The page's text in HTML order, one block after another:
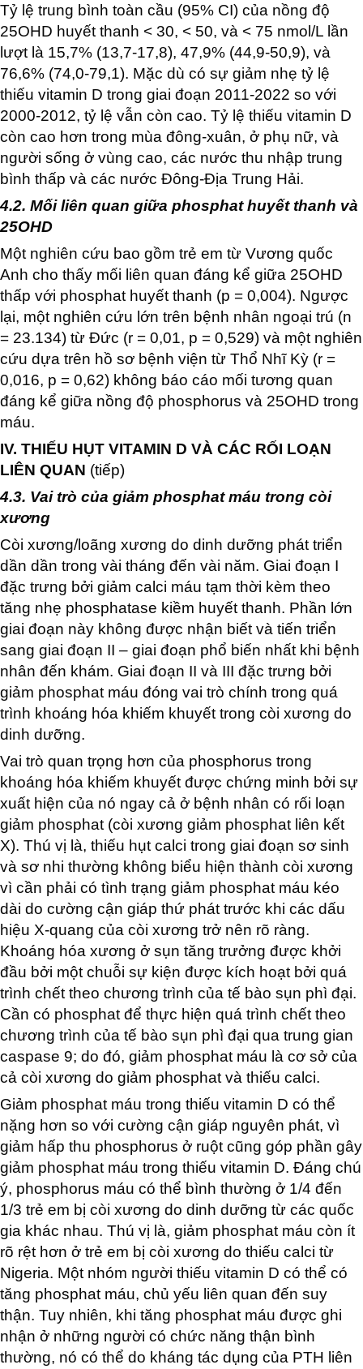
Tỷ lệ trung bình toàn cầu (95% CI) của nồng độ
25OHD huyết thanh < 30, < 50, và < 75 nmol/L lần
lượt là 15,7% (13,7-17,8), 47,9% (44,9-50,9), và
76,6% (74,0-79,1). Mặc dù có sự giảm nhẹ tỷ lệ
thiếu vitamin D trong giai đoạn 2011-2022 so với
2000-2012, tỷ lệ vẫn còn cao. Tỷ lệ thiếu vitamin D
còn cao hơn trong mùa đông-xuân, ở phụ nữ, và
người sống ở vùng cao, các nước thu nhập trung
bình thấp và các nước Đông-Địa Trung Hải.
4.2. Mối liên quan giữa phosphat huyết thanh và
25OHD
Một nghiên cứu bao gồm trẻ em từ Vương quốc
Anh cho thấy mối liên quan đáng kể giữa 25OHD
thấp với phosphat huyết thanh (p = 0,004). Ngược
lại, một nghiên cứu lớn trên bệnh nhân ngoại trú (n
= 23.134) từ Đức (r = 0,01, p = 0,529) và một nghiên
cứu dựa trên hồ sơ bệnh viện từ Thổ Nhĩ Kỳ (r =
0,016, p = 0,62) không báo cáo mối tương quan
đáng kể giữa nồng độ phosphorus và 25OHD trong
máu.
IV. THIẾU HỤT VITAMIN D VÀ CÁC RỐI LOẠN
LIÊN QUAN (tiếp)
4.3. Vai trò của giảm phosphat máu trong còi
xương
Còi xương/loãng xương do dinh dưỡng phát triển
dần dần trong vài tháng đến vài năm. Giai đoạn I
đặc trưng bởi giảm calci máu tạm thời kèm theo
tăng nhẹ phosphatase kiềm huyết thanh. Phần lớn
giai đoạn này không được nhận biết và tiến triển
sang giai đoạn II – giai đoạn phổ biến nhất khi bệnh
nhân đến khám. Giai đoạn II và III đặc trưng bởi
giảm phosphat máu đóng vai trò chính trong quá
trình khoáng hóa khiếm khuyết trong còi xương do
dinh dưỡng.
Vai trò quan trọng hơn của phosphorus trong
khoáng hóa khiếm khuyết được chứng minh bởi sự
xuất hiện của nó ngay cả ở bệnh nhân có rối loạn
giảm phosphat (còi xương giảm phosphat liên kết
X). Thú vị là, thiếu hụt calci trong giai đoạn sơ sinh
và sơ nhi thường không biểu hiện thành còi xương
vì cần phải có tình trạng giảm phosphat máu kéo
dài do cường cận giáp thứ phát trước khi các dấu
hiệu X-quang của còi xương trở nên rõ ràng.
Khoáng hóa xương ở sụn tăng trưởng được khởi
đầu bởi một chuỗi sự kiện được kích hoạt bởi quá
trình chết theo chương trình của tế bào sụn phì đại.
Cần có phosphat để thực hiện quá trình chết theo
chương trình của tế bào sụn phì đại qua trung gian
caspase 9; do đó, giảm phosphat máu là cơ sở của
cả còi xương do giảm phosphat và thiếu calci.
Giảm phosphat máu trong thiếu vitamin D có thể
nặng hơn so với cường cận giáp nguyên phát, vì
giảm hấp thu phosphorus ở ruột cũng góp phần gây
giảm phosphat máu trong thiếu vitamin D. Đáng chú
ý, phosphorus máu có thể bình thường ở 1/4 đến
1/3 trẻ em bị còi xương do dinh dưỡng từ các quốc
gia khác nhau. Thú vị là, giảm phosphat máu còn ít
rõ rệt hơn ở trẻ em bị còi xương do thiếu calci từ
Nigeria. Một nhóm người thiếu vitamin D có thể có
tăng phosphat máu, chủ yếu liên quan đến suy
thận. Tuy nhiên, khi tăng phosphat máu được ghi
nhận ở những người có chức năng thận bình
thường, nó có thể do kháng tác dụng của PTH liên